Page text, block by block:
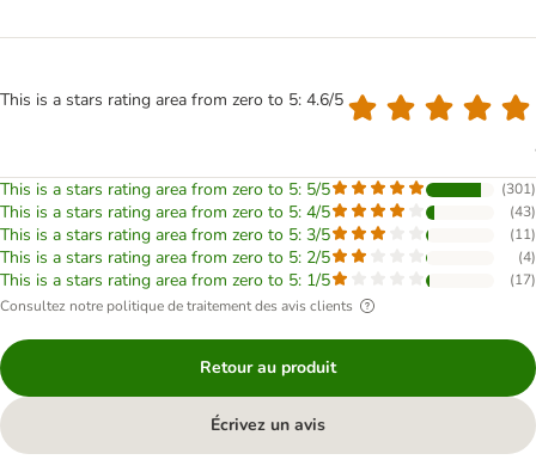
This is a stars rating area from zero to 5: 4.6/5
This is a stars rating area from zero to 5: 5/5 (301)
This is a stars rating area from zero to 5: 4/5 (43)
This is a stars rating area from zero to 5: 3/5 (11)
This is a stars rating area from zero to 5: 2/5 (4)
This is a stars rating area from zero to 5: 1/5 (17)
Consultez notre politique de traitement des avis clients
Retour au produit
Écrivez un avis